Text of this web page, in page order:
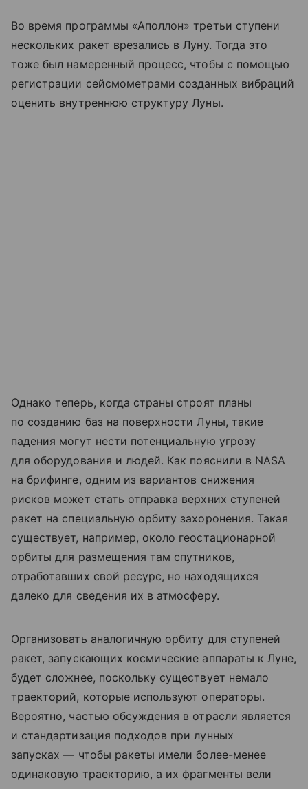
Во время программы «Аполлон» третьи ступени
нескольких ракет врезались в Луну. Тогда это
тоже был намеренный процесс, чтобы с помощью
регистрации сейсмометрами созданных вибраций
оценить внутреннюю структуру Луны.
Однако теперь, когда страны строят планы
по созданию баз на поверхности Луны, такие
падения могут нести потенциальную угрозу
для оборудования и людей. Как пояснили в NASA
на брифинге, одним из вариантов снижения
рисков может стать отправка верхних ступеней
ракет на специальную орбиту захоронения. Такая
существует, например, около геостационарной
орбиты для размещения там спутников,
отработавших свой ресурс, но находящихся
далеко для сведения их в атмосферу.
Организовать аналогичную орбиту для ступеней
ракет, запускающих космические аппараты к Луне,
будет сложнее, поскольку существует немало
траекторий, которые используют операторы.
Вероятно, частью обсуждения в отрасли является
и стандартизация подходов при лунных
запусках — чтобы ракеты имели более-менее
одинаковую траекторию, а их фрагменты вели